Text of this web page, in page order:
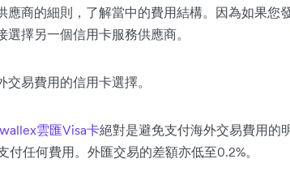
應商的細則，了解當中的費用結構。因為如果您
擇另一個信用卡服務供應商。
易費用的信用卡選擇。
雲匯Visa卡絕對是避免支付海外交易費用的
任何費用。外匯交易的差額亦低至0.2%。